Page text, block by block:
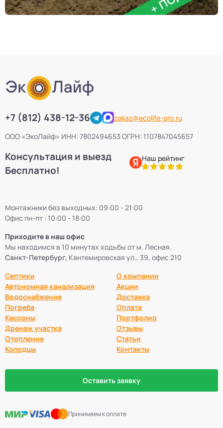
+7 (812) 438-12-36
zakaz@ecolife-pro.ru
ООО «ЭкоЛайф» ИНН: 7802494653 ОГРН: 1107847045657
Консультация и выезд
Бесплатно!
Наш рейтинг
Монтажники без выходных: 09:00 - 21:00
Офис пн-пт : 10:00 - 18:00
Приходите в наш офис
Мы находимся в 10 минутах ходьбы от м. Лесная.
Санкт-Петербург, Кантемировская ул., 39, офис 210
Септики
Автономная канализация
Водоснабжение
Погреба
Кессоны
Дренаж участка
Отопление
Колодцы
О компании
Акции
Доставка
Оплата
Портфолио
Отзывы
Статьи
Контакты
Оставить заявку
Принимаем к оплате